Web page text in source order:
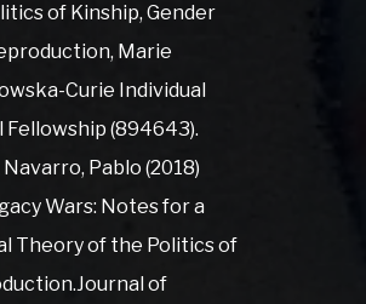
of Kinship, Gender
Marie
Curie Individual
Fellowship (894643).
Pablo (2018)
Wars: Notes for a
Theory of the Politics of
of